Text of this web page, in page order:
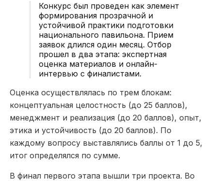
Конкурс был проведен как элемент
формирования прозрачной и
устойчивой практики подготовки
национального павильона. Прием
заявок длился один месяц. Отбор
прошел в два этапа: экспертная
оценка материалов и онлайн-
интервью с финалистами.
Оценка осуществлялась по трем блокам:
концептуальная целостность (до 25 баллов),
менеджмент и реализация (до 20 баллов), опыт,
этика и устойчивость (до 20 баллов). По
каждому вопросу выставлялись баллы от 1 до 5,
итог определялся по сумме.
В финал первого этапа вышли три проекта. Во